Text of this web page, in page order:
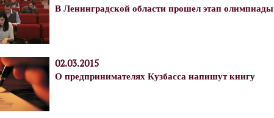
В Ленинградской области прошел этап олимпиады
02.03.2015
О предпринимателях Кузбасса напишут книгу